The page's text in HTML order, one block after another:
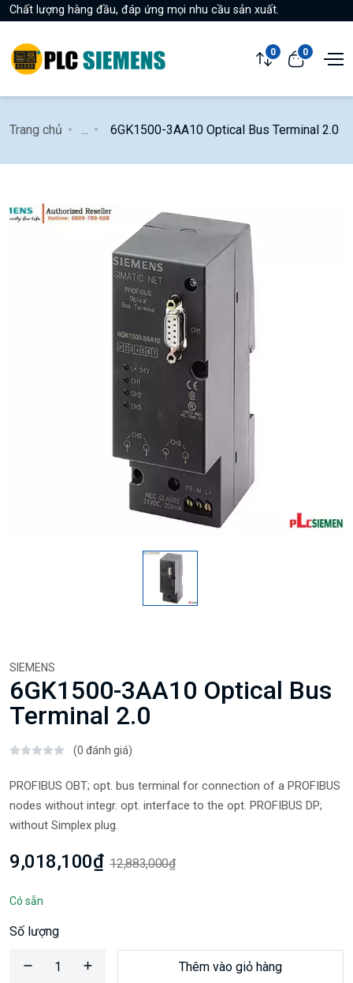
Chất lượng hàng đầu, đáp ứng mọi nhu cầu sản xuất.
0 0
Trang chủ 6GK1500-3AA10 Optical Bus Terminal 2.0
SIEMENS
6GK1500-3AA10 Optical Bus
Terminal 2.0
(0 đánh giá)
PROFIBUS OBT; opt. bus terminal for connection of a PROFIBUS
nodes without integr. opt. interface to the opt. PROFIBUS DP;
without Simplex plug.
9,018,100₫ 12,883,000₫
Có sẵn
Số lượng
Thêm vào giỏ hàng